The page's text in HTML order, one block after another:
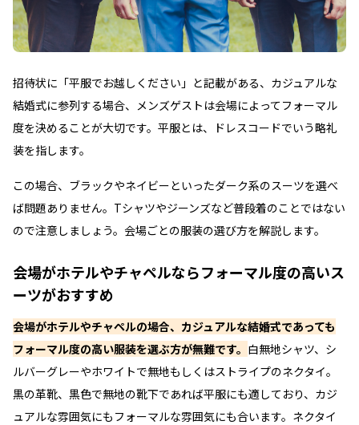
招待状に「平服でお越しください」と記載がある、カジュアルな
結婚式に参列する場合、メンズゲストは会場によってフォーマル
度を決めることが大切です。平服とは、ドレスコードでいう略礼
装を指します。
この場合、ブラックやネイビーといったダーク系のスーツを選べ
ば問題ありません。Tシャツやジーンズなど普段着のことではない
ので注意しましょう。会場ごとの服装の選び方を解説します。
会場がホテルやチャペルならフォーマル度の高いス
ーツがおすすめ
会場がホテルやチャペルの場合、カジュアルな結婚式であっても
フォーマル度の高い服装を選ぶ方が無難です。 白無地シャツ、シ
ルバーグレーやホワイトで無地もしくはストライプのネクタイ。
黒の革靴、黒色で無地の靴下であれば平服にも適しており、カジ
ュアルな雰囲気にもフォーマルな雰囲気にも合います。ネクタイ